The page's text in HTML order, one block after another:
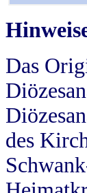
Das
des